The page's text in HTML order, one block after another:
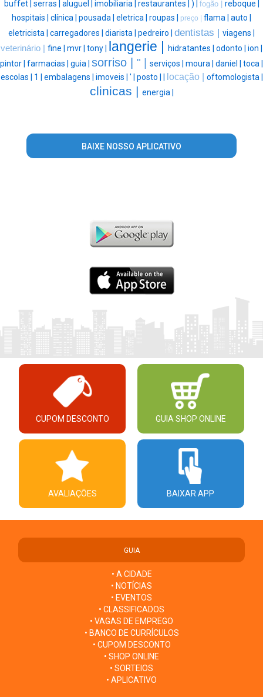
buffet | serras | aluguel | imobiliaria | restaurantes | ) | fogão | reboque |
hospitais | clínica | pousada | eletrica | roupas | preço | flama | auto |
eletricista | carregadores | diarista | pedreiro | dentistas | viagens |
veterinário | fine | mvr | tony | langerie | hidratantes | odonto | ion |
pintor | farmacias | guia | sorriso | " | serviços | moura | daniel | toca |
escolas | 1 | embalagens | imoveis | ' | posto | locação | oftomologista |
clinicas | energia |
BAIXE NOSSO APLICATIVO
CUPOM DESCONTO GUIA SHOP ONLINE
AVALIAÇÕES BAIXAR APP
GUIA
• A CIDADE
• NOTÍCIAS
• EVENTOS
• CLASSIFICADOS
• VAGAS DE EMPREGO
• BANCO DE CURRÍCULOS
• CUPOM DESCONTO
• SHOP ONLINE
• SORTEIOS
• APLICATIVO